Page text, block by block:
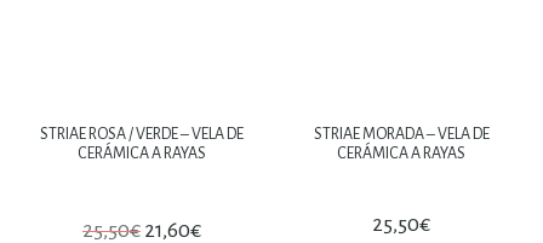
STRIAE ROSA / VERDE – VELA DE
CERÁMICA A RAYAS
25,50€ 21,60€
STRIAE MORADA – VELA DE
CERÁMICA A RAYAS
25,50€